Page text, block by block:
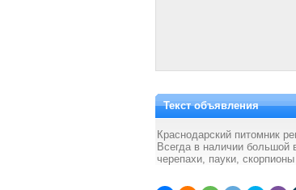
Текст объявления
Краснодарский питомник
Всегда в наличии большой
черепахи, пауки,